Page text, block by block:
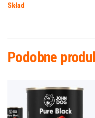
Skład
Podobne